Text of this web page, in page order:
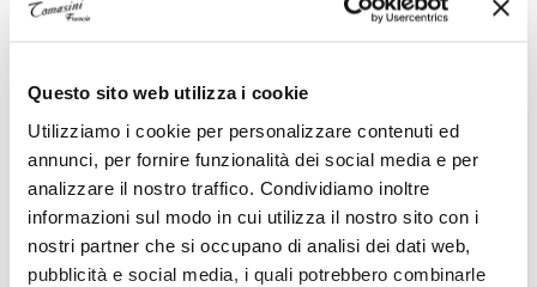
Questo sito web utilizza i cookie
Utilizziamo i cookie per personalizzare contenuti ed
annunci, per fornire funzionalità dei social media e per
analizzare il nostro traffico. Condividiamo inoltre
informazioni sul modo in cui utilizza il nostro sito con i
nostri partner che si occupano di analisi dei dati web,
pubblicità e social media, i quali potrebbero combinarle
accenti del quadrante. La collezione BIG BOLD
cartone dedicata, ovviamente in un nero potente e
d'impatto con accenti di colore contrastanti che si